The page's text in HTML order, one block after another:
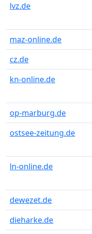
lvz.de
maz-online.de
cz.de
kn-online.de
op-marburg.de
ostsee-zeitung.de
ln-online.de
dewezet.de
dieharke.de